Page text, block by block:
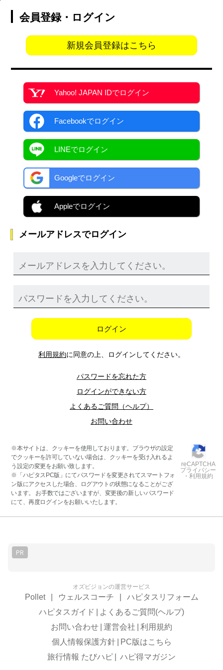
会員登録・ログイン
新規会員登録はこちら
Yahoo! JAPAN IDでログイン
Facebookでログイン
LINEでログイン
Googleでログイン
Appleでログイン
メールアドレスでログイン
ログイン
利用規約に同意の上、ログインしてください。
パスワードを忘れた方
ログインができない方
よくあるご質問（ヘルプ）
お問い合わせ
※本サイトは、クッキーを使用しております。ブラウザの設定
でクッキーを許可していない場合は、クッキーを受け入れるよ
う設定の変更をお願い致します。
※「ハピタスPC版」にてパスワードを変更されてスマートフォ
ン版にアクセスした場合、ログアウトの状態になることがござ
います。 お手数ではございますが、変更後の新しいパスワード
にて、再度ログインをお願いいたします。
reCAPTCHA
プライバシー
・利用規約
PR
オズビジョンの運営サービス
Pollet ウェルスコーチ
ハピタスリフォーム
ハピタスガイド
よくあるご質問(ヘルプ)
お問い合わせ 運営会社
利用規約
個人情報保護方針
PC版はこちら
旅行情報 たびハピ
ハピ得マガジン